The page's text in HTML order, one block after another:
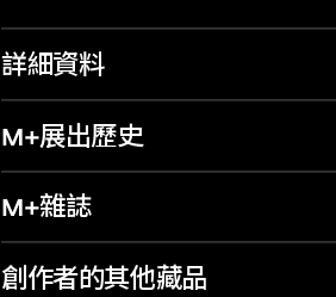
詳細資料
M+展出歷史
M+雜誌
創作者的其他藏品